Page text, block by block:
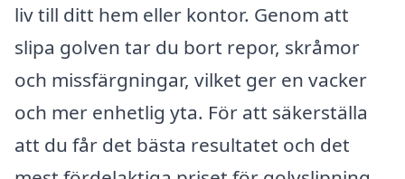
liv till ditt hem eller kontor. Genom att
slipa golven tar du bort repor, skråmor
och missfärgningar, vilket ger en vacker
och mer enhetlig yta. För att säkerställa
att du får det bästa resultatet och det